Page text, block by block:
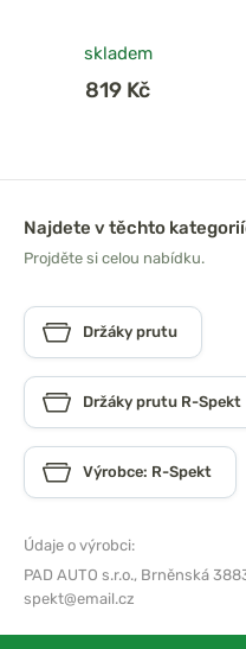
skladem
819 Kč
Najdete v těchto
Projděte si celou nabídku.
Držáky prutu
Držáky prutu R-Spekt
Výrobce: R-Spekt
Údaje o výrobci:
PAD AUTO s.r.o., Brněnská
spekt@email.cz